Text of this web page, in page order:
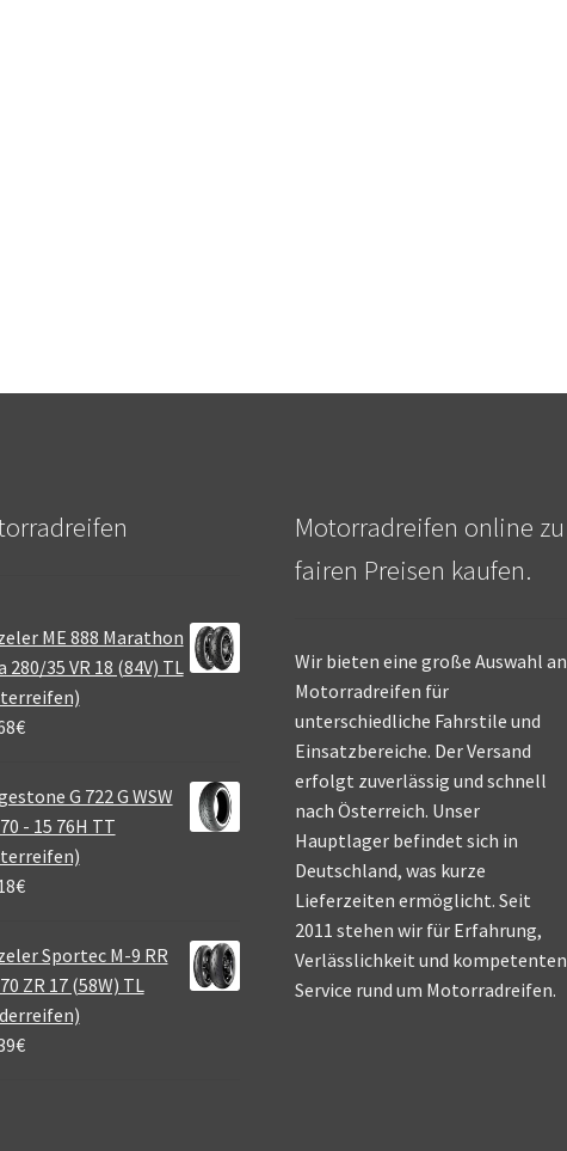
ME 888 Marathon
280/35 VR 18 (84V) TL
€
G 722 G WSW
- 15 76H TT
€
Sportec M-9 RR
ZR 17 (58W) TL
€
Motorradreifen online zu
fairen Preisen kaufen.
Wir bieten eine große Auswahl an
Motorradreifen für
unterschiedliche Fahrstile und
Einsatzbereiche. Der Versand
erfolgt zuverlässig und schnell
nach Österreich. Unser
Hauptlager befindet sich in
Deutschland, was kurze
Lieferzeiten ermöglicht. Seit
2011 stehen wir für Erfahrung,
Verlässlichkeit und kompetenten
Service rund um Motorradreifen.